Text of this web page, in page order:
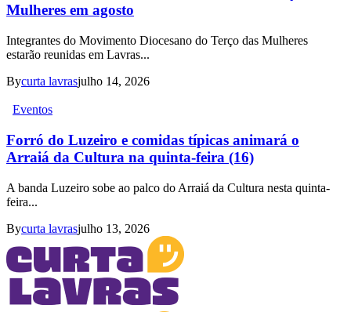
Mulheres em agosto
Integrantes do Movimento Diocesano do Terço das Mulheres
estarão reunidas em Lavras...
Bycurta lavrasjulho 14, 2026
Eventos
Forró do Luzeiro e comidas típicas animará o
Arraiá da Cultura na quinta-feira (16)
A banda Luzeiro sobe ao palco do Arraiá da Cultura nesta quinta-
feira...
Bycurta lavrasjulho 13, 2026